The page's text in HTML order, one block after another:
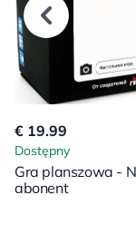
€ 19.99
Dostępny
Gra planszowa -
abonent